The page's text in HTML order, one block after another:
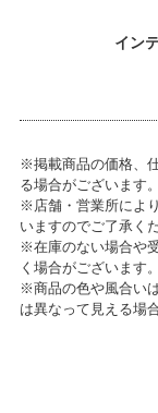
イン
※掲載商品の価格、
る場合がございます。
※店舗・営業所によ
いますのでご了承く
※在庫のない場合や
く場合がございます
※商品の色や風合い
は異なって見える場